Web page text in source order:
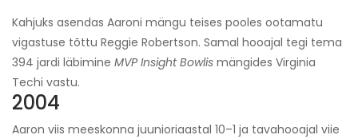
Kahjuks asendas Aaroni mängu teises pooles ootamatu
vigastuse tõttu Reggie Robertson. Samal hooajal tegi tema
394 jardi läbimine MVP Insight Bowlis mängides Virginia
Techi vastu.
2004
Aaron viis meeskonna juunioriaastal 10–1 ja tavahooajal viie